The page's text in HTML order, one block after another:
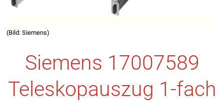
(Bild: Siemens)
Siemens 17007589
Teleskopauszug 1-fach